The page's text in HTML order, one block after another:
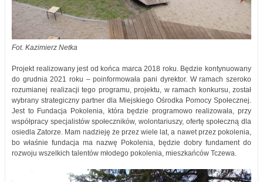
Fot. Kazimierz Netka
Projekt realizowany jest od końca marca 2018 roku. Będzie kontynuowany
do grudnia 2021 roku – poinformowała pani dyrektor. W ramach szeroko
rozumianej realizacji tego programu, projektu, w ramach konkursu, został
wybrany strategiczny partner dla Miejskiego Ośrodka Pomocy Społecznej.
Jest to Fundacja Pokolenia, która będzie programowo realizowała, przy
współpracy specjalistów społeczników, wolontariuszy, ofertę społeczną dla
osiedla Zatorze. Mam nadzieję że przez wiele lat, a nawet przez pokolenia,
bo właśnie fundacja ma nazwę Pokolenia, będzie dobry fundament do
rozwoju wszelkich talentów młodego pokolenia, mieszkańców Tczewa.